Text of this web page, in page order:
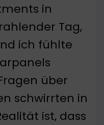
in
Tag,
ich fühlte
über
schwirrten in
ist, dass